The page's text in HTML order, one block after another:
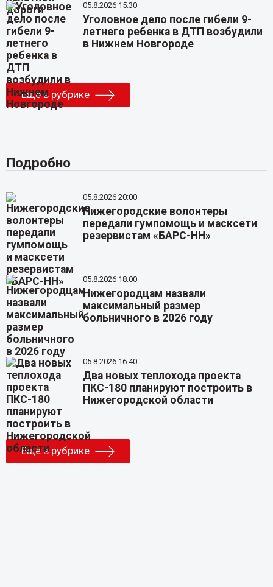
05.8.2026 15:30
Уголовное дело после гибели 9-
летнего ребенка в ДТП возбудили
в Нижнем Новгороде
Еще в рубрике
Подробно
05.8.2026 20:00
Нижегородские волонтеры
передали гумпомощь и масксети
резервистам «БАРС-НН»
05.8.2026 18:00
Нижегородцам назвали
максимальный размер
больничного в 2026 году
05.8.2026 16:40
Два новых теплохода проекта
ПКС-180 планируют построить в
Нижегородской области
Еще в рубрике